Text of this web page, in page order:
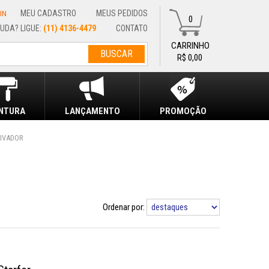
R$ 0,00
0
(11) 4136-4479 CONTATO
MEU CADASTRO MEUS PEDIDOS
LANÇAMENTO PROMOÇÃO